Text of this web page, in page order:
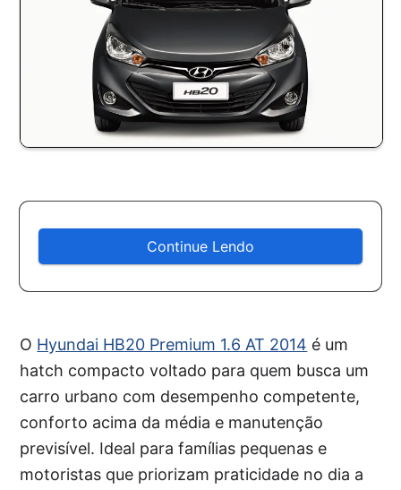
Continue Lendo
O Hyundai HB20 Premium 1.6 AT 2014 é um
hatch compacto voltado para quem busca um
carro urbano com desempenho competente,
conforto acima da média e manutenção
previsível. Ideal para famílias pequenas e
motoristas que priorizam praticidade no dia a